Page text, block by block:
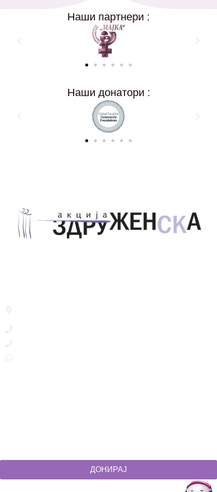
Наши партнери :
Наши донатори :
ДОНИРАЈ